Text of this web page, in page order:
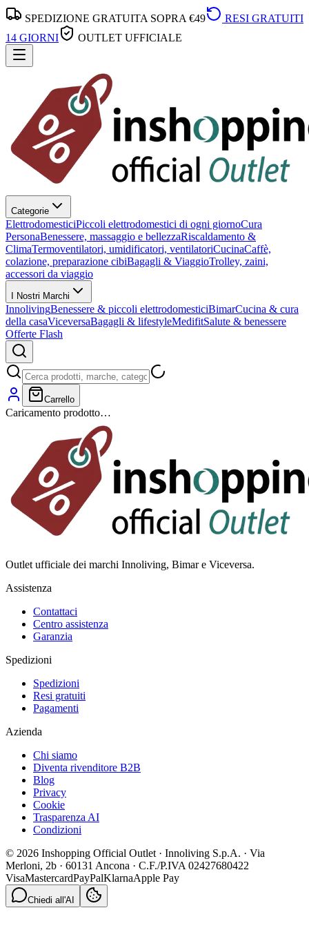
SPEDIZIONE GRATUITA SOPRA €49
RESI GRATUITI
14 GIORNI
OUTLET UFFICIALE
Categorie
ElettrodomesticiPiccoli elettrodomestici di ogni giornoCura
PersonaBenessere, massaggio e bellezzaRiscaldamento &
ClimaTermoventilatori, umidificatori, ventilatoriCucinaCaffè,
colazione, preparazione cibiBagagli & ViaggioTrolley, zaini,
accessori da viaggio
I Nostri Marchi
InnolivingBenessere & piccoli elettrodomesticiBimarCucina & cura
della casaViceversaBagagli & lifestyleMedifitSalute & benessere
Offerte Flash
Carrello
Caricamento prodotto…
Outlet ufficiale dei marchi Innoliving, Bimar e Viceversa.
Assistenza
Contattaci
Centro assistenza
Garanzia
Spedizioni
Spedizioni
Resi gratuiti
Pagamenti
Azienda
Chi siamo
Diventa rivenditore B2B
Blog
Privacy
Cookie
Trasparenza AI
Condizioni
© 2026 Inshopping Official Outlet · Innoliving S.p.A. · Via
Merloni, 2b · 60131 Ancona · C.F./P.IVA 02427680422
VisaMastercardPayPalKlarnaApple Pay
Chiedi all'AI